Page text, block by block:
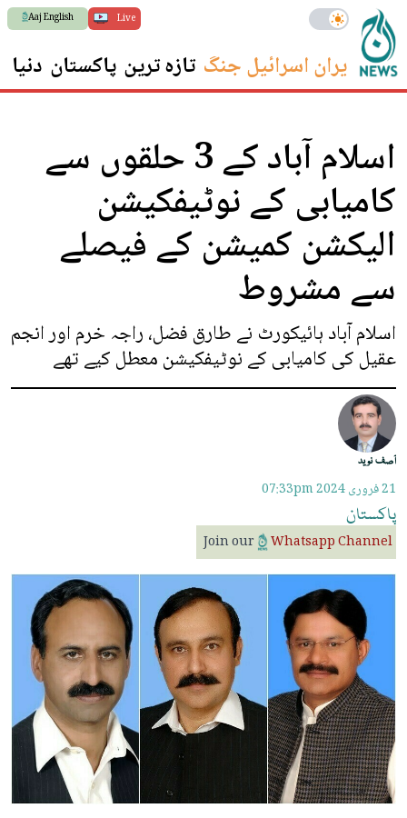
Live
Aaj English
ایران اسرائیل جنگ تازہ ترین پاکستان دنیا
اسلام آباد کے 3 حلقوں سے
کامیابی کے نوٹیفکیشن
الیکشن کمیشن کے فیصلے
سے مشروط
اسلام آباد ہائیکورٹ نے طارق فضل، راجہ خرم اور انجم
عقیل کی کامیابی کے نوٹیفکیشن معطل کیے تھے
آصف نوید
21 فروری 2024 07:33pm
پاکستان
Join our Whatsapp Channel